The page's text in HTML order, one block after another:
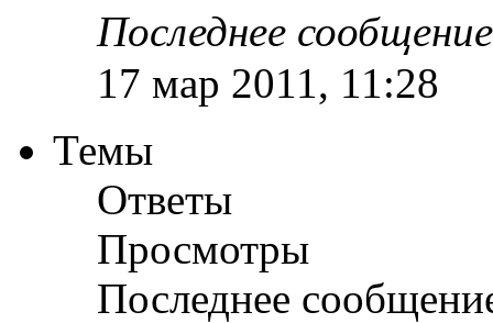
Последнее
17 мар 2011, 11:28
Темы
Ответы
Просмотры
Последнее